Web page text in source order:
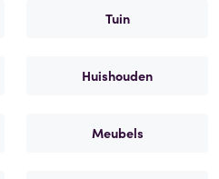
Tuin
Huishouden
Meubels